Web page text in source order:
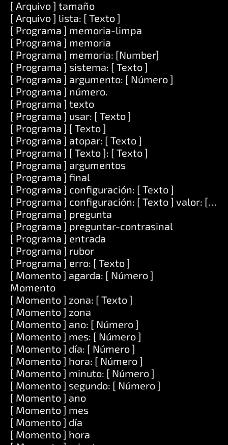
[ Arquivo ] tamaño
[ Arquivo ] lista: [ Texto ]
[ Programa ] memoria-limpa
[ Programa ] memoria
[ Programa ] memoria: [Number]
[ Programa ] sistema: [ Texto ]
[ Programa ] argumento: [ Número ]
[ Programa ] número.
[ Programa ] texto
[ Programa ] usar: [ Texto ]
[ Programa ] [ Texto ]
[ Programa ] atopar: [ Texto ]
[ Programa ] [ Texto ]: [ Texto ]
[ Programa ] argumentos
[ Programa ] final
[ Programa ] configuración: [ Texto ]
[ Programa ] configuración: [ Texto ] valor: [
[ Programa ] pregunta
[ Programa ] preguntar-contrasinal
[ Programa ] entrada
[ Programa ] rubor
[ Programa ] erro: [ Texto ]
[ Momento ] agarda: [ Número ]
Momento
[ Momento ] zona: [ Texto ]
[ Momento ] zona
[ Momento ] ano: [ Número ]
[ Momento ] mes: [ Número ]
[ Momento ] día: [ Número ]
[ Momento ] hora: [ Número ]
[ Momento ] minuto: [ Número ]
[ Momento ] segundo: [ Número ]
[ Momento ] ano
[ Momento ] mes
[ Momento ] día
[ Momento ] hora